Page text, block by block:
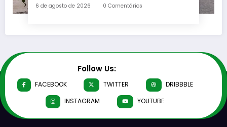
6 de agosto de 2026 0 Comentários
Follow Us:
FACEBOOK TWITTER
DRIBBBLE
INSTAGRAM
YOUTUBE